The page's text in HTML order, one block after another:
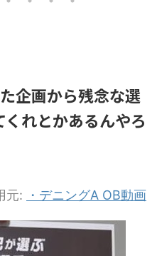
企画から残念な選
れとかあるんやろ
元: ・デニングA OB動画